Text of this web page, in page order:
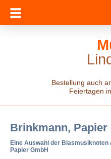
Bestellung auch
Feiertagen
Brinkmann, Papier
Eine Auswahl der
Papier GmbH